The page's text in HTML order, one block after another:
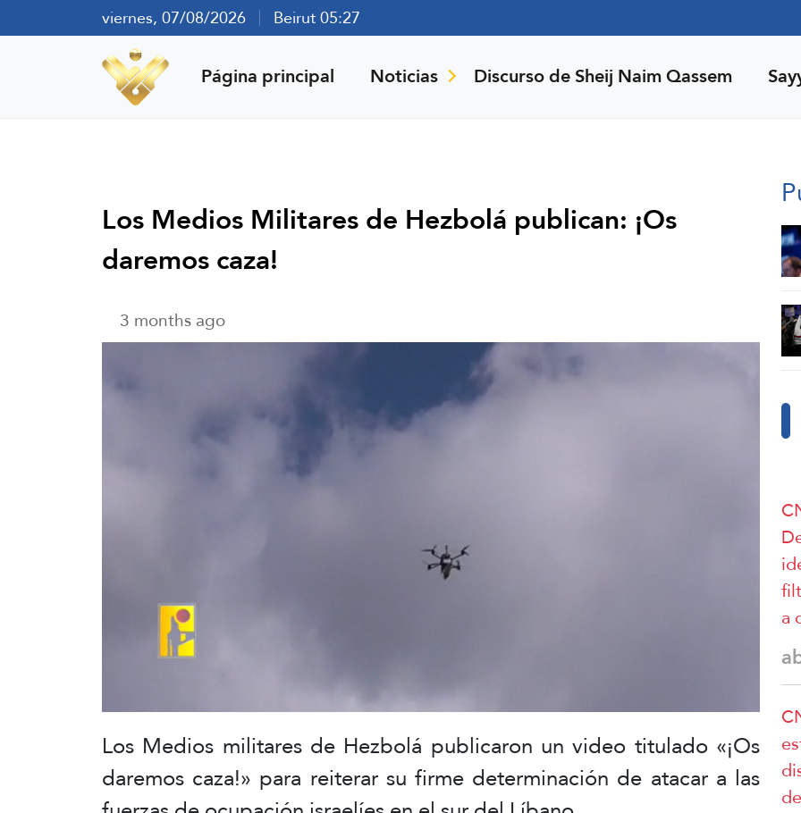
viernes, 07/08/2026 Beirut 05:27
Página principal Noticias Discurso de Sheij Naim Qassem
Los Medios Militares de Hezbolá publican: ¡Os
daremos caza!
3 months ago
Los Medios militares de Hezbolá publicaron un video titulado «¡Os
daremos caza!» para reiterar su firme determinación de atacar a las
a